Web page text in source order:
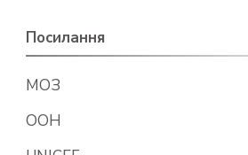
Посилання
МОЗ
ООН